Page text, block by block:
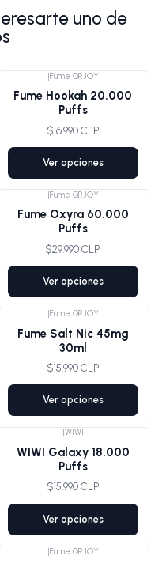
uno de
|Fume QRJOY
Fume Hookah 20.000
Puffs
$16.990 CLP
Ver opciones
|Fume QRJOY
Fume Oxyra 60.000
Puffs
$29.990 CLP
Ver opciones
Fume QRJOY
Fume Salt Nic 45mg
30ml
$15.990 CLP
Ver opciones
WIWI
WIWI Galaxy 18.000
Puffs
$15.990 CLP
Ver opciones
|Fume QRJOY